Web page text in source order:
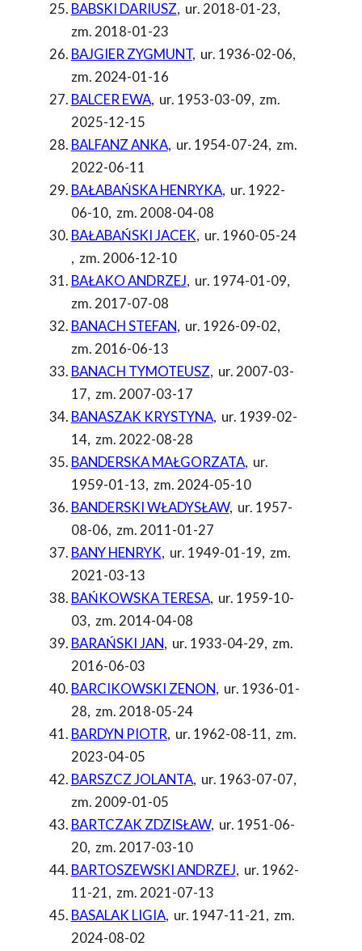
BABSKI DARIUSZ, ur. 2018-01-23,
zm. 2018-01-23
BAJGIER ZYGMUNT, ur. 1936-02-06,
zm. 2024-01-16
BALCER EWA, ur. 1953-03-09, zm.
2025-12-15
BALFANZ ANKA, ur. 1954-07-24, zm.
2022-06-11
BAŁABAŃSKA HENRYKA, ur. 1922-
06-10, zm. 2008-04-08
BAŁABAŃSKI JACEK, ur. 1960-05-24
, zm. 2006-12-10
BAŁAKO ANDRZEJ, ur. 1974-01-09,
zm. 2017-07-08
BANACH STEFAN, ur. 1926-09-02,
zm. 2016-06-13
BANACH TYMOTEUSZ, ur. 2007-03-
17, zm. 2007-03-17
BANASZAK KRYSTYNA, ur. 1939-02-
14, zm. 2022-08-28
BANDERSKA MAŁGORZATA, ur.
1959-01-13, zm. 2024-05-10
BANDERSKI WŁADYSŁAW, ur. 1957-
08-06, zm. 2011-01-27
BANY HENRYK, ur. 1949-01-19, zm.
2021-03-13
BAŃKOWSKA TERESA, ur. 1959-10-
03, zm. 2014-04-08
BARAŃSKI JAN, ur. 1933-04-29, zm.
2016-06-03
BARCIKOWSKI ZENON, ur. 1936-01-
28, zm. 2018-05-24
BARDYN PIOTR, ur. 1962-08-11, zm.
2023-04-05
BARSZCZ JOLANTA, ur. 1963-07-07,
zm. 2009-01-05
BARTCZAK ZDZISŁAW, ur. 1951-06-
20, zm. 2017-03-10
BARTOSZEWSKI ANDRZEJ, ur. 1962-
11-21, zm. 2021-07-13
BASALAK LIGIA, ur. 1947-11-21, zm.
2024-08-02